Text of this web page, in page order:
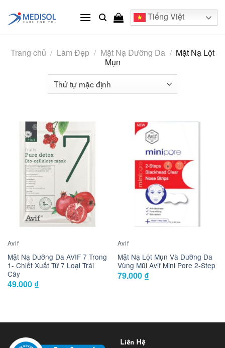
content
Tiếng Việt
Trang chủ / Làm Đẹp / Mặt Nạ Dưỡng Da / Mặt Nạ Lột
Mụn
Avif
Mặt Nạ Dưỡng Da AVIF 7 Trong
1- Chiết Xuất Từ 7 Loại Trái
Cây
49.000 ₫
Avif
Mặt Nạ Lột Mụn Và Dưỡng Da
Vùng Mũi Avif Mini Pore 2-Step
79.000 ₫
Liên Hệ